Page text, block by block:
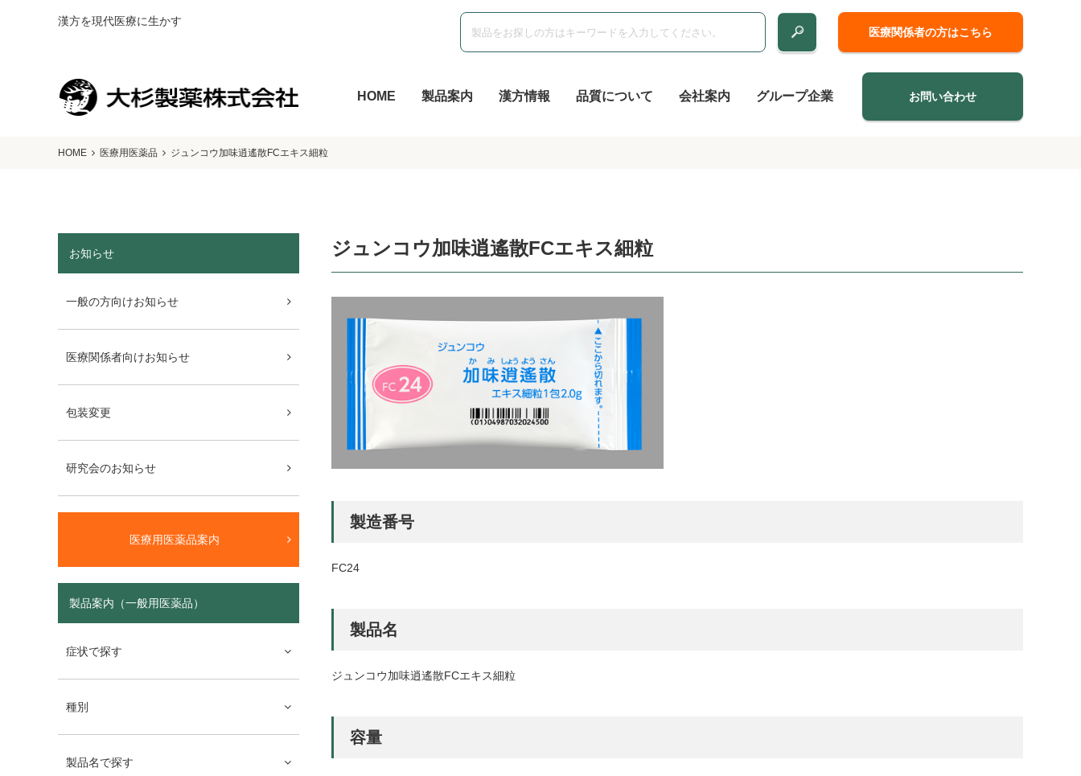
漢方を現代医療に生かす
医療関係者の方はこちら
HOME 製品案内 漢方情報 品質について 会社案内 グループ企業 お問い合わせ
HOME 医療用医薬品 ジュンコウ加味逍遙散FCエキス細粒
ジュンコウ加味逍遙散FCエキス細粒
製造番号
FC24
製品名
ジュンコウ加味逍遙散FCエキス細粒
容量
お知らせ
一般の方向けお知らせ
医療関係者向けお知らせ
包装変更
研究会のお知らせ
医療用医薬品案内
製品案内（一般用医薬品）
症状で探す
種別
製品名で探す